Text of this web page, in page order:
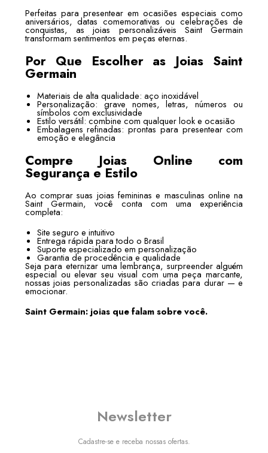
Perfeitas para presentear em ocasiões especiais como
aniversários, datas comemorativas ou celebrações de
conquistas, as joias personalizáveis Saint Germain
transformam sentimentos em peças eternas.
Por Que Escolher as Joias Saint
Germain
Materiais de alta qualidade: aço inoxidável
Personalização: grave nomes, letras, números ou
símbolos com exclusividade
Estilo versátil: combine com qualquer look e ocasião
Embalagens refinadas: prontas para presentear com
emoção e elegância
Compre Joias Online com
Segurança e Estilo
Ao comprar suas joias femininas e masculinas online na
Saint Germain, você conta com uma experiência
completa:
Site seguro e intuitivo
Entrega rápida para todo o Brasil
Suporte especializado em personalização
Garantia de procedência e qualidade
Seja para eternizar uma lembrança, surpreender alguém
especial ou elevar seu visual com uma peça marcante,
nossas joias personalizadas são criadas para durar — e
emocionar.
Saint Germain: joias que falam sobre você.
Newsletter
Cadastre-se e receba nossas ofertas.